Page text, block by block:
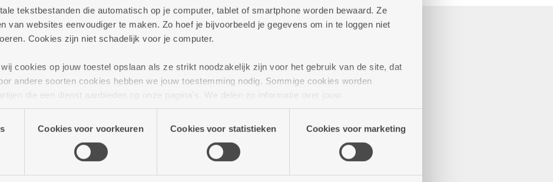
tekstbestanden die automatisch op je computer, tablet of smartphone worden bewaard. Ze
van websites eenvoudiger te maken. Zo hoef je bijvoorbeeld je gegevens om in te loggen niet
Cookies zijn niet schadelijk voor je computer.
cookies op jouw toestel opslaan als ze strikt noodzakelijk zijn voor het gebruik van de site, dat
andere soorten cookies hebben we jouw toestemming nodig. Sommige cookies worden
die een dienst aanbieden op onze pagina's. We delen zo informatie over jouw
van onze site voor social media, advertenties en analyse. Deze partners kunnen deze gegevens
informatie die je aan hen verstrekte.
Cookies voor voorkeuren Cookies voor statistieken Cookies voor marketing
uur tot 17.00 uur
euro voor 65-plus en inwoner
18,20 euro.
plaatse verkocht.